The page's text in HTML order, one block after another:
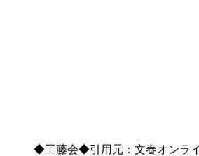
◆工藤会◆引用元：文春オンラ